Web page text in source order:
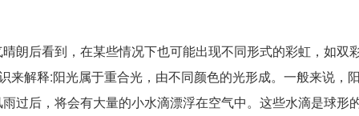
朗后看到，在某些情况下也可能出现不同形式的彩虹，如双
来解释:阳光属于重合光，由不同颜色的光形成。一般来说，
过后，将会有大量的小水滴漂浮在空气中。这些水滴是球形